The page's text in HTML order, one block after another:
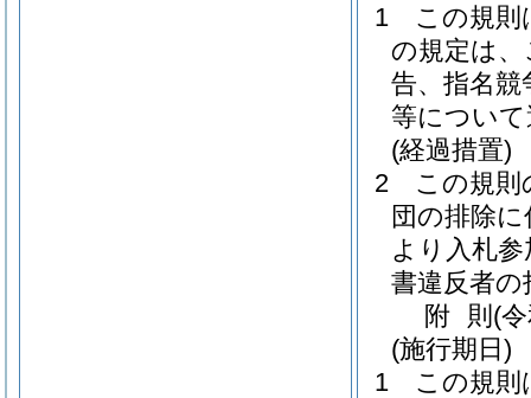
1
この規則
の規定は
告、指名競
等につい
(経過措置)
2
この規則
団の排除
より入札
書違反者
附 則 (
(施行期日)
1
この規則